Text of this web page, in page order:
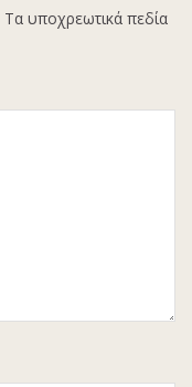
Τα υποχρεωτικά πεδία